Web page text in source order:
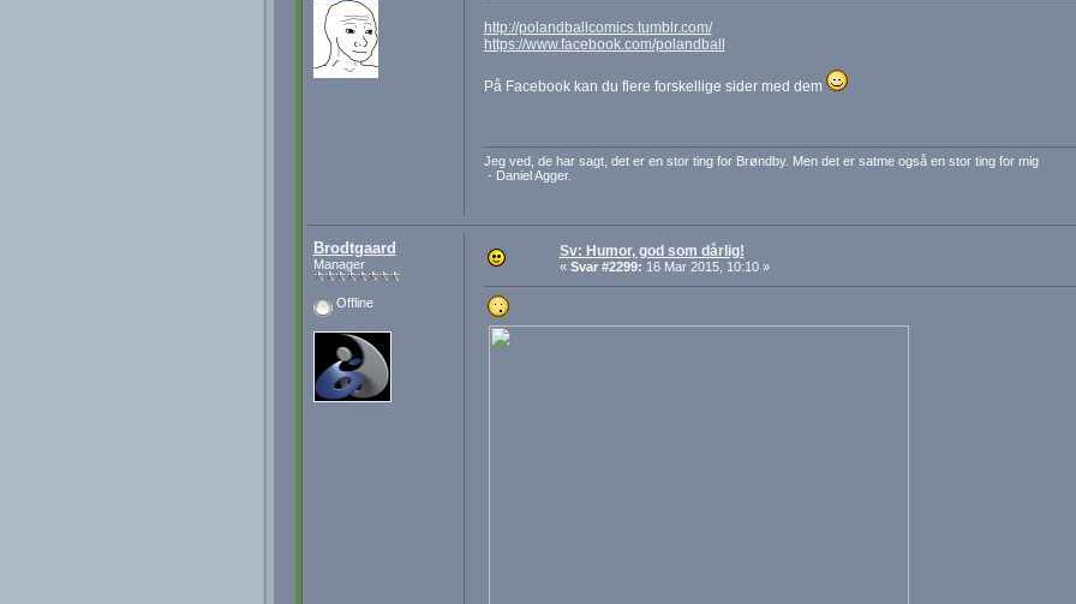
http://polandballcomics.tumblr.com/
https://www.facebook.com/polandball
På Facebook kan du flere forskellige sider med dem
Jeg ved, de har sagt, det er en stor ting for Brøndby. Men det er satme også en stor ting for mig
- Daniel Agger.
Brodtgaard
Manager
Offline
Sv: Humor, god som dårlig!
« Svar #2299: 16 Mar 2015, 10:10 »